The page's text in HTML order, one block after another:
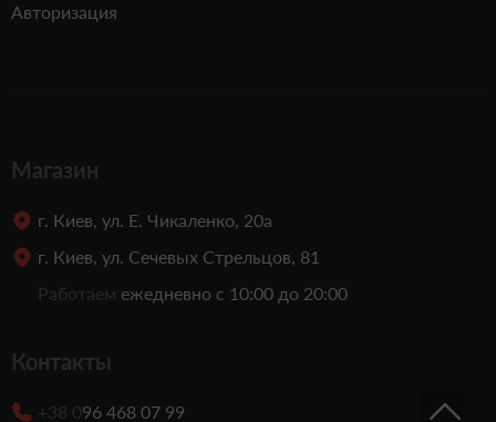
Авторизация
Магазин
г. Киев, ул. Е. Чикаленко, 20а
г. Киев, ул. Сечевых Стрельцов, 81
Работаем ежедневно с 10:00 до 20:00
Контакты
+38 096 468 07 99